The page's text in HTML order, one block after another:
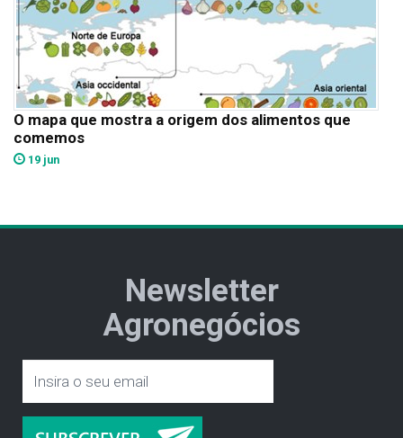
O mapa que mostra a origem dos alimentos que
comemos
19 jun
Newsletter
Agronegócios